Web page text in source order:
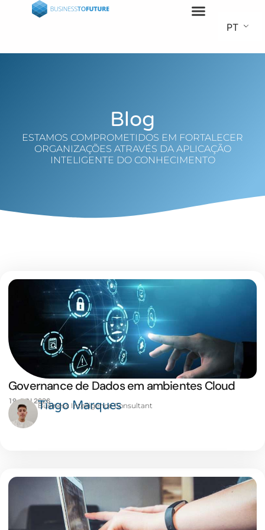
PT
Blog
ESTAMOS COMPROMETIDOS EM FORTALECER
ORGANIZAÇÕES ATRAVÉS DA APLICAÇÃO
INTELIGENTE DO CONHECIMENTO
Governance de Dados em ambientes Cloud
19 JUN 2026Tiago Marques
Business Intelligence Consultant